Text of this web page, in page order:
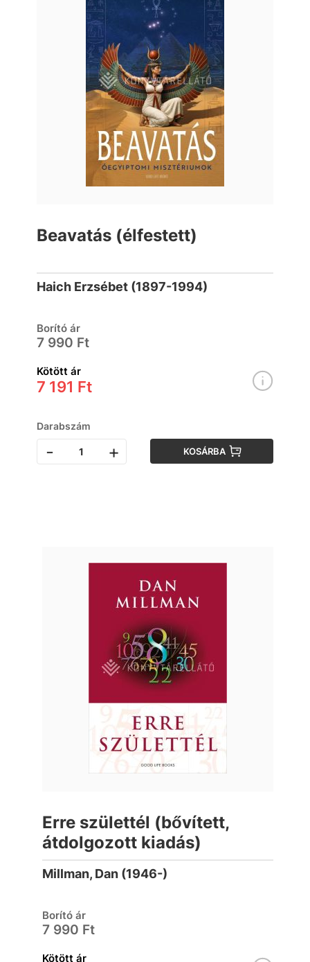
Beavatás (élfestett)
Haich Erzsébet (1897-1994)
Borító ár
7 990 Ft
Kötött ár
7 191 Ft
Darabszám
- + KOSÁRBA
Erre születtél (bővített,
átdolgozott kiadás)
Millman, Dan (1946-)
Borító ár
7 990 Ft
Kötött ár